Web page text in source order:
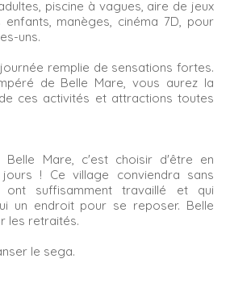
piscine à vagues, aire de jeux
manèges, cinéma 7D, pour
uns.
remplie de sensations fortes.
de Belle Mare, vous aurez la
ces activités et attractions toutes
Mare, c'est choisir d'être en
! Ce village conviendra sans
suffisamment travaillé et qui
un endroit pour se reposer. Belle
les retraités.
le sega.